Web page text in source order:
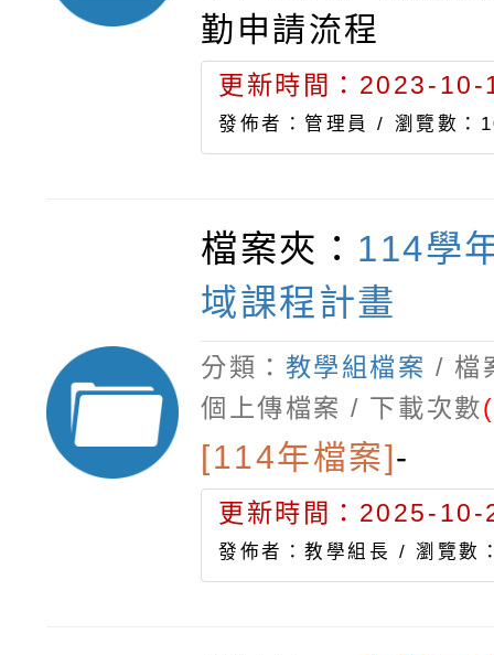
勤申請流程
更新時間：2023-
發佈者：管理員 / 瀏覽數：
檔案夾： 114學
域課程計畫
分類： 教學組檔案 / 檔
個上傳檔案 / 下載次數
[114年檔案]-
更新時間：2025-
發佈者：教學組長 /瀏覽數